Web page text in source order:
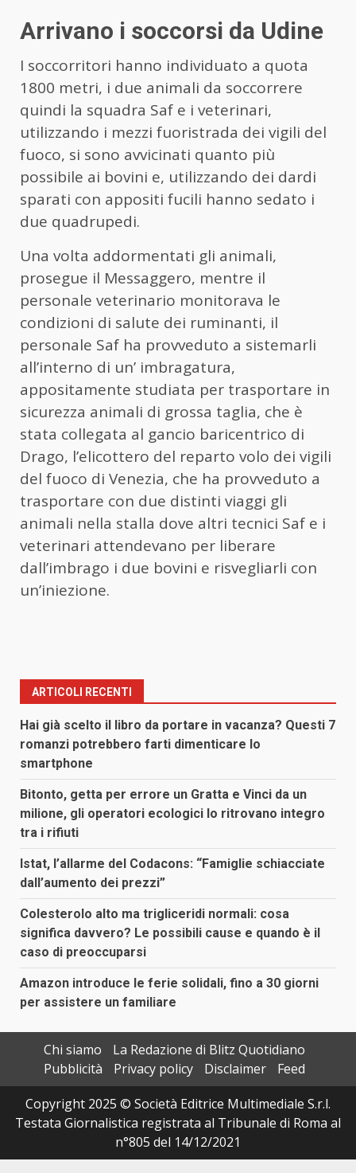
Arrivano i soccorsi da Udine
I soccorritori hanno individuato a quota
1800 metri, i due animali da soccorrere
quindi la squadra Saf e i veterinari,
utilizzando i mezzi fuoristrada dei vigili del
fuoco, si sono avvicinati quanto più
possibile ai bovini e, utilizzando dei dardi
sparati con appositi fucili hanno sedato i
due quadrupedi.
Una volta addormentati gli animali,
prosegue il Messaggero, mentre il
personale veterinario monitorava le
condizioni di salute dei ruminanti, il
personale Saf ha provveduto a sistemarli
all’interno di un’ imbragatura,
appositamente studiata per trasportare in
sicurezza animali di grossa taglia, che è
stata collegata al gancio baricentrico di
Drago, l’elicottero del reparto volo dei vigili
del fuoco di Venezia, che ha provveduto a
trasportare con due distinti viaggi gli
animali nella stalla dove altri tecnici Saf e i
veterinari attendevano per liberare
dall’imbrago i due bovini e risvegliarli con
un’iniezione.
ARTICOLI RECENTI
Hai già scelto il libro da portare in vacanza? Questi 7
romanzi potrebbero farti dimenticare lo
smartphone
Bitonto, getta per errore un Gratta e Vinci da un
milione, gli operatori ecologici lo ritrovano integro
tra i rifiuti
Istat, l’allarme del Codacons: “Famiglie schiacciate
dall’aumento dei prezzi”
Colesterolo alto ma trigliceridi normali: cosa
significa davvero? Le possibili cause e quando è il
caso di preoccuparsi
Amazon introduce le ferie solidali, fino a 30 giorni
per assistere un familiare
Chi siamo
La Redazione di Blitz Quotidiano
Pubblicità
Privacy policy Disclaimer
Feed
Copyright 2025 © Società Editrice Multimediale S.r.l.
Testata Giornalistica registrata al Tribunale di Roma al
n°805 del 14/12/2021